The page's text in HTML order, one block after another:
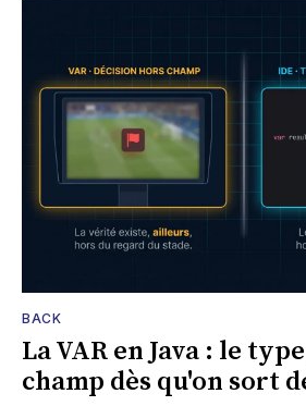
BACK
La VAR en Java : le
champ dès qu'on sort